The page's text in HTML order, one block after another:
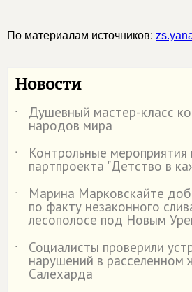
По материалам источников:
Новости
˙ Душевный мастер-класс
народов мира
˙
Контрольные мероприятия
партпроекта "Детство в
˙
Марина Марковскайте
по факту незаконного
лесополосе под Новым
˙
Социалисты проверили
нарушений в расселенном
Салехарда